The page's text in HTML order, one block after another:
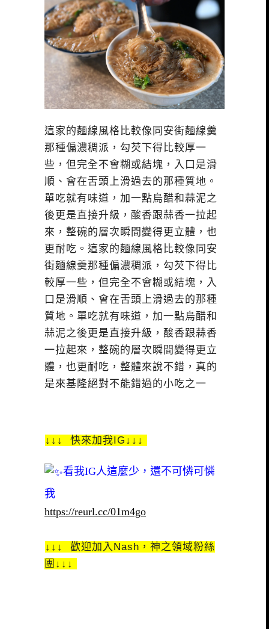
這家的麵線風格比較像同安街麵線羹
那種偏濃稠派，勾芡下得比較厚一
些，但完全不會糊或結塊，入口是滑
順、會在舌頭上滑過去的那種質地。
單吃就有味道，加一點烏醋和蒜泥之
後更是直接升級，酸香跟蒜香一拉起
來，整碗的層次瞬間變得更立體，也
更耐吃。這家的麵線風格比較像同安
街麵線羹那種偏濃稠派，勾芡下得比
較厚一些，但完全不會糊或結塊，入
口是滑順、會在舌頭上滑過去的那種
質地。單吃就有味道，加一點烏醋和
蒜泥之後更是直接升級，酸香跟蒜香
一拉起來，整碗的層次瞬間變得更立
體，也更耐吃，整體來說不錯，真的
是來基隆絕對不能錯過的小吃之一
↓↓↓ 快來加我IG↓↓↓
看我IG人這麼少，還不可憐可憐
我
https://reurl.cc/01m4go
↓↓↓ 歡迎加入Nash，神之領域粉絲
團↓↓↓